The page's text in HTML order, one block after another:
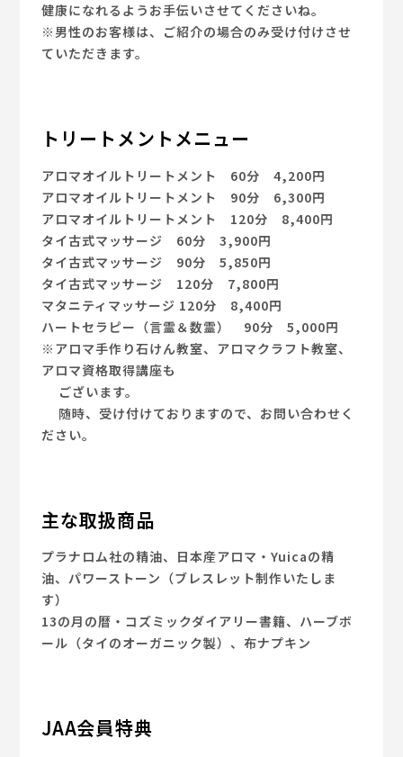
健康になれるようお手伝いさせてくださいね。
※男性のお客様は、ご紹介の場合のみ受け付けさせ
ていただきます。
トリートメントメニュー
アロマオイルトリートメント 60分 4,200円
アロマオイルトリートメント 90分 6,300円
アロマオイルトリートメント 120分 8,400円
タイ古式マッサージ 60分 3,900円
タイ古式マッサージ 90分 5,850円
タイ古式マッサージ 120分 7,800円
マタニティマッサージ 120分 8,400円
ハートセラピー（言霊＆数霊） 90分 5,000円
※アロマ手作り石けん教室、アロマクラフト教室、
アロマ資格取得講座も
ございます。
随時、受け付けておりますので、お問い合わせく
ださい。
主な取扱商品
プラナロム社の精油、日本産アロマ・Yuicaの精
油、パワーストーン（ブレスレット制作いたしま
す）
13の月の暦・コズミックダイアリー書籍、ハーブボ
ール（タイのオーガニック製）、布ナプキン
JAA会員特典